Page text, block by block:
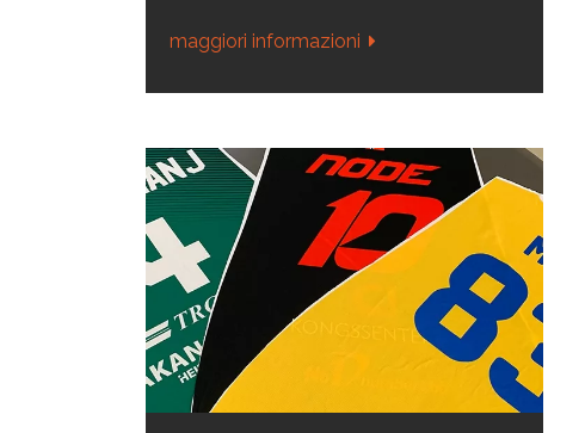
maggiori informazioni